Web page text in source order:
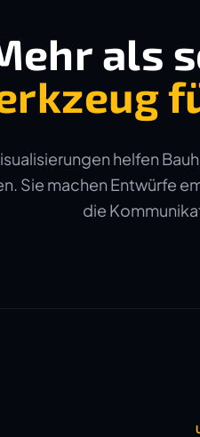
als
helfen
Sie machen Entwürfe
die